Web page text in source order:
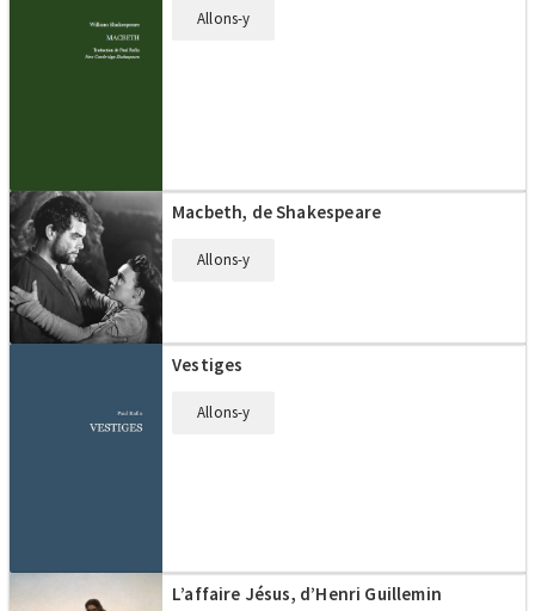
Allons-y
Macbeth, de Shakespeare
Allons-y
Vestiges
Allons-y
L’affaire Jésus, d’Henri Guillemin